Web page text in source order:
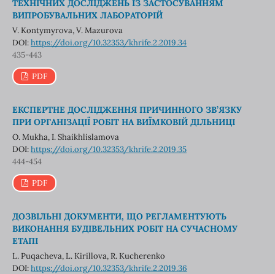
ТЕХНІЧНИХ ДОСЛІДЖЕНЬ ІЗ ЗАСТОСУВАННЯМ
ВИПРОБУВАЛЬНИХ ЛАБОРАТОРІЙ
V. Kontymyrova, V. Mazurova
DOI:https://doi.org/10.32353/khrife.2.2019.34
435-443
PDF
ЕКСПЕРТНЕ ДОСЛІДЖЕННЯ ПРИЧИННОГО ЗВ’ЯЗКУ
ПРИ ОРГАНІЗАЦІЇ РОБІТ НА ВИЇМКОВІЙ ДІЛЬНИЦІ
О. Mukha, І. Shaikhlislamova
DOI:https://doi.org/10.32353/khrife.2.2019.35
444-454
PDF
ДОЗВІЛЬНІ ДОКУМЕНТИ, ЩО РЕГЛАМЕНТУЮТЬ
ВИКОНАННЯ БУДІВЕЛЬНИХ РОБІТ НА СУЧАСНОМУ
ЕТАПІ
L. Puqacheva, L. Kirillova, R. Kucherenko
DOI:https://doi.org/10.32353/khrife.2.2019.36